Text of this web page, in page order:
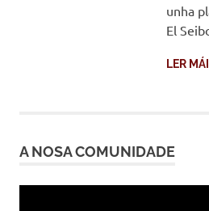
unha
El
LER
A NOSA COMUNIDADE